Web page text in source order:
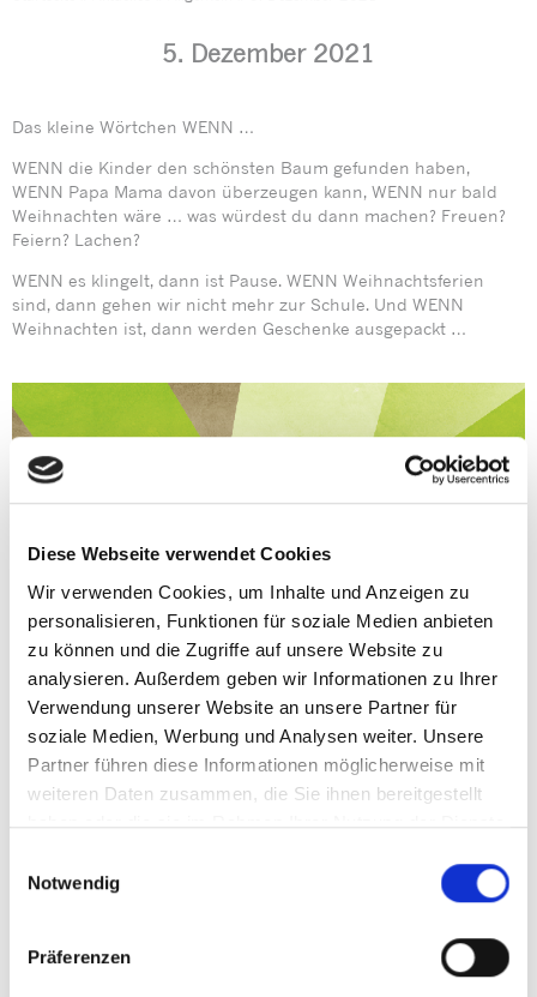
Diese Webseite verwendet Cookies
Wir verwenden Cookies, um Inhalte und Anzeigen zu
personalisieren, Funktionen für soziale Medien anbieten
zu können und die Zugriffe auf unsere Website zu
analysieren. Außerdem geben wir Informationen zu Ihrer
Verwendung unserer Website an unsere Partner für
soziale Medien, Werbung und Analysen weiter. Unsere
Partner führen diese Informationen möglicherweise mit
weiteren Daten zusammen, die Sie ihnen bereitgestellt
haben oder die sie im Rahmen Ihrer Nutzung der Dienste
Notwendig
Präferenzen
5. Dezember 2021
Das kleine Wörtchen WENN …
WENN die Kinder den schönsten Baum gefunden haben,
WENN Papa Mama davon überzeugen kann, WENN nur bald
Weihnachten wäre … was würdest du dann machen? Freuen?
Feiern? Lachen?
WENN es klingelt, dann ist Pause. WENN Weihnachtsferien
sind, dann gehen wir nicht mehr zur Schule. Und WENN
Weihnachten ist, dann werden Geschenke ausgepackt …